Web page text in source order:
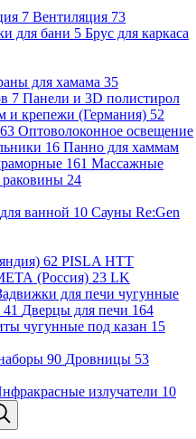
7 Вентиляция 73
для бани 5 Брус для каркаса
для хамама 35
7 Панели и 3D полистирол
и крепежи (Германия) 52
Оптоволоконное освещение
16 Панно для хаммам
161 Массажные
24
ванной 10 Сауны Re:Gen
62 PISLA HTT
(Россия) 23 LK
для печи чугунные
41 Дверцы для печи 164
чугунные под казан 15
90 Дровницы 53
излучатели 10